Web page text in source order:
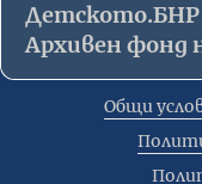
Детското.БНР
Архивен фонд
Общи